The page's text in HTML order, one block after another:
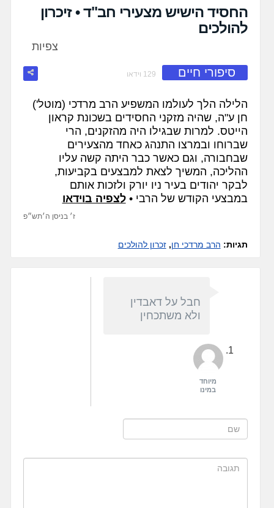
fullscreen
החסיד הישיש מצעירי חב"ד • זיכרון
להולכים
צפיות
סיפורי חיים 129 וידאו
הלילה הלך לעולמו המשפיע הרב מרדכי (מוטל')
חן ע"ה, שהיה מזקני החסידים בשכונת קראון
הייטס. למרות שבגילו היה מהזקנים, הרי
שברוחו ובמרצו התנהג כאחד מהצעירים
שבחבורה, וגם כאשר כבר היתה קשה עליו
ההליכה, המשיך לצאת למבצעים בקביעות,
לבקר יהודים בעיר ניו יורק ולזכות אותם
במבצעי הקודש של הרבי •לצפיה בוידאו
ז׳ בניסן ה׳תש״פ
תגיות: הרב מרדכי חן,זכרון להולכים
חבל על דאבדין
ולא משתכחין
מיוחד
במינו